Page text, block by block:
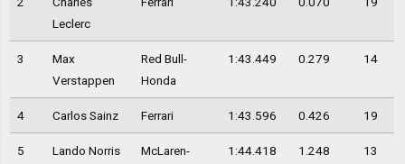
Leclerc
3
Max
Verstappen
Red Bull-
Honda
1:43.449 0.279 14
4 Carlos Sainz Ferrari 1:43.596 0.426 19
5 Lando Norris
McLaren-
1:44.418 1.248 13